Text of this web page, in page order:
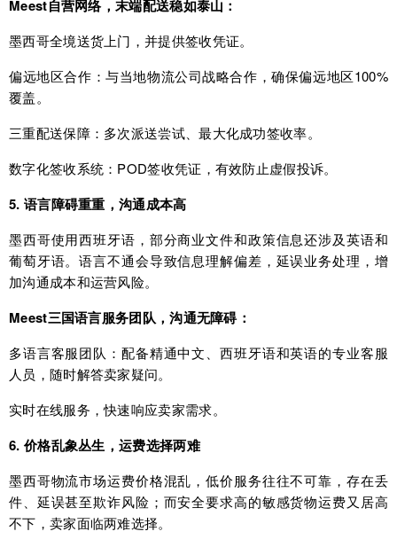
Meest自营网络，末端配送稳如泰山：
墨西哥全境送货上门，并提供签收凭证。
偏远地区合作：与当地物流公司战略合作，确保偏远地区100%
覆盖。
三重配送保障：多次派送尝试、最大化成功签收率。
数字化签收系统：POD签收凭证，有效防止虚假投诉。
5. 语言障碍重重，沟通成本高
墨西哥使用西班牙语，部分商业文件和政策信息还涉及英语和
葡萄牙语。语言不通会导致信息理解偏差，延误业务处理，增
加沟通成本和运营风险。
Meest三国语言服务团队，沟通无障碍：
多语言客服团队：配备精通中文、西班牙语和英语的专业客服
人员，随时解答卖家疑问。
实时在线服务，快速响应卖家需求。
6. 价格乱象丛生，运费选择两难
墨西哥物流市场运费价格混乱，低价服务往往不可靠，存在丢
件、延误甚至欺诈风险；而安全要求高的敏感货物运费又居高
不下，卖家面临两难选择。